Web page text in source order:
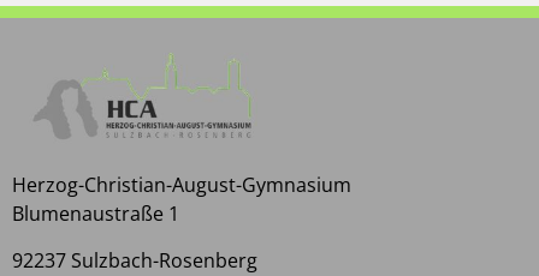
Herzog-Christian-August-Gymnasium
Blumenaustraße 1
92237 Sulzbach-Rosenberg